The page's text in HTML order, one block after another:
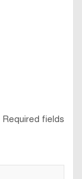
Required fields